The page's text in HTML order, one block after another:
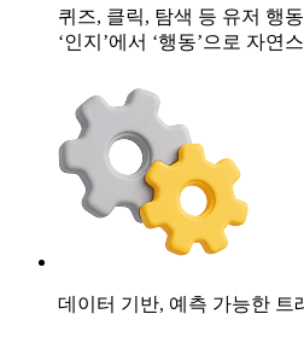
퀴즈, 클릭, 탐색 등 유저 행
‘인지’에서 ‘행동’으로 자연
데이터 기반, 예측 가능한 트